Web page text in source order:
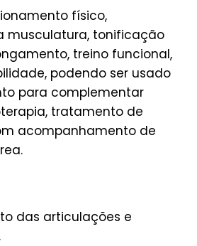
físico,
musculatura, tonificação
treino funcional,
podendo ser usado
para complementar
tratamento de
acompanhamento de
das articulações e